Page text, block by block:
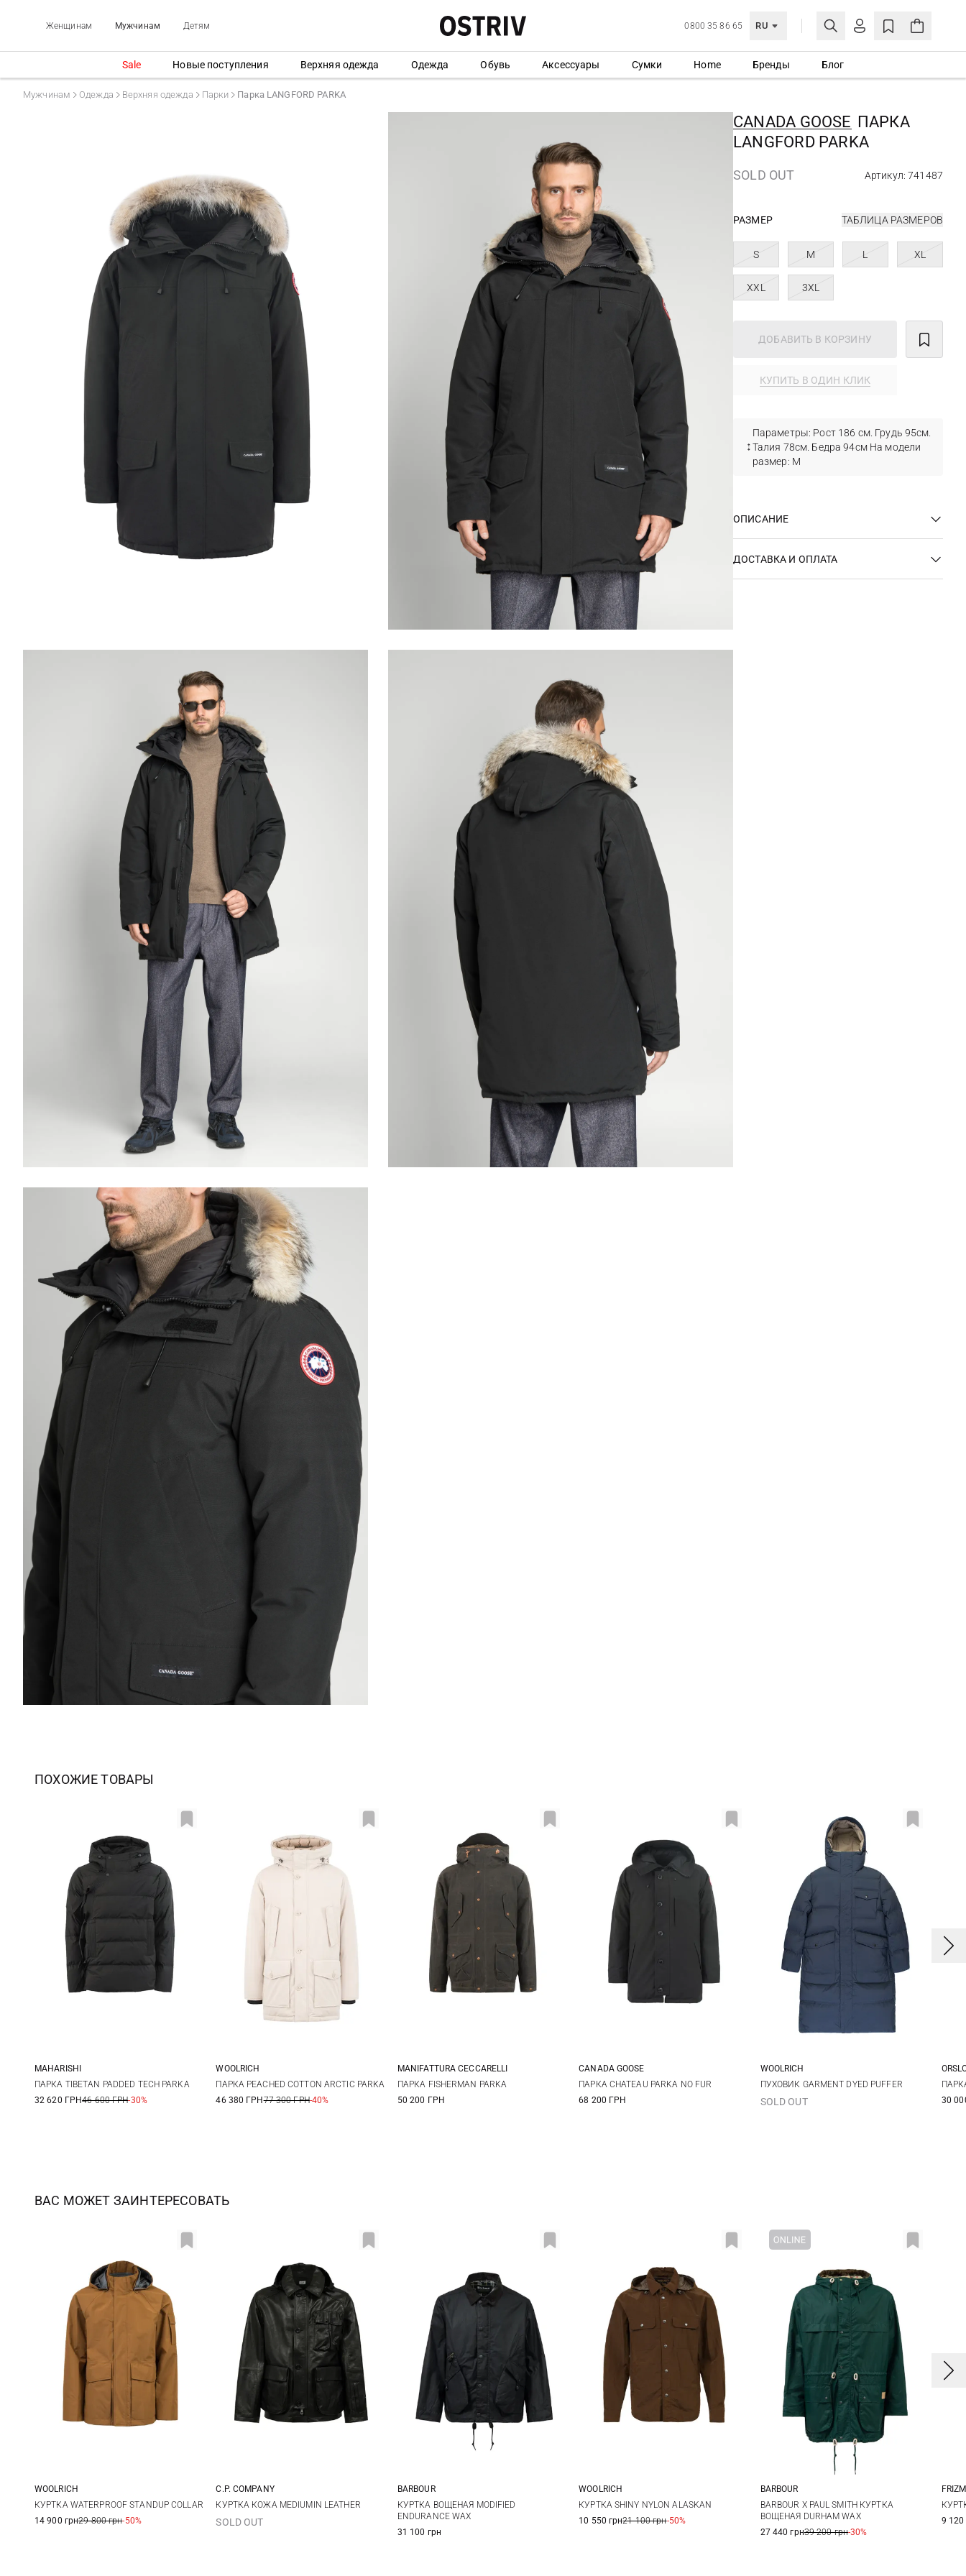
Женщинам Мужчинам Детям 0800 35 86 65 RU
ЛИЧНЫЙ КАБИНЕТ
Еще не зарегистрированы?
СОЗДАТЬ УЧЕТНУЮ ЗАПИСЬ
Sale Новые поступления Верхняя одежда Одежда Обувь Аксессуары Сумки Home Бренды Блог
Мужчинам Одежда Верхняя одежда Парки Парка LANGFORD PARKA
CANADA GOOSE ПАРКА
LANGFORD PARKA
SOLD OUT Артикул: 741487
РАЗМЕР ТАБЛИЦА РАЗМЕРОВ
S M L XL
XXL 3XL
ДОБАВИТЬ В КОРЗИНУ
КУПИТЬ В ОДИН КЛИК
Параметры: Рост 186 см. Грудь 95см.
Талия 78см. Бедра 94см На модели
размер: M
ОПИСАНИЕ
ДОСТАВКА И ОПЛАТА
ПОХОЖИЕ ТОВАРЫ
S M L
MAHARISHI
ПАРКА TIBETAN PADDED TECH PARKA
32 620 ГРН46 600 ГРН-30%
S M L XL
WOOLRICH
ПАРКА PEACHED COTTON ARCTIC PARKA
46 380 ГРН77 300 ГРН-40%
40 42 44
MANIFATTURA CECCARELLI
ПАРКА FISHERMAN PARKA
50 200 ГРН
S M L
CANADA GOOSE
ПАРКА CHATEAU PARKA NO FUR
68 200 ГРН
M L XL XXL
WOOLRICH
ПУХОВИК GARMENT DYED PUFFER
SOLD OUT
2
30
ВАС МОЖЕТ ЗАИНТЕРЕСОВАТЬ
L
WOOLRICH
КУРТКА WATERPROOF STANDUP COLLAR
14 900 грн29 800 грн-50%
M L XL XXL
C.P. COMPANY
КУРТКА КОЖА MEDIUMIN LEATHER
SOLD OUT
S M L
XXL
BARBOUR
КУРТКА ВОЩЕНАЯ MODIFIED
ENDURANCE WAX
31 100 грн
L
WOOLRICH
КУРТКА SHINY NYLON ALASKAN
10 550 грн21 100 грн-50%
S M L
BARBOUR
BARBOUR X PAUL SMITH КУРТКА
ВОЩЕНАЯ DURHAM WAX
27 440 грн39 200 грн-30%
M
9 120